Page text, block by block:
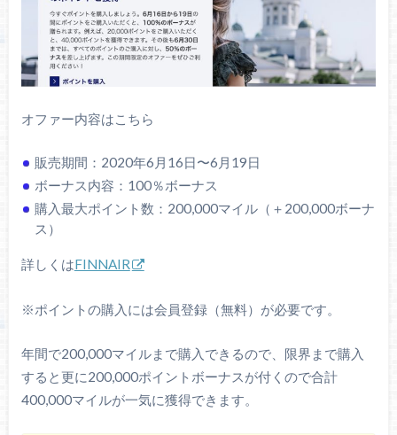
オファー内容はこちら
販売期間：2020年6月16日〜6月19日
ボーナス内容：100％ボーナス
購入最大ポイント数：200,000マイル（＋200,000ボーナ
ス）
詳しくはFINNAIR
※ポイントの購入には会員登録（無料）が必要です。
年間で200,000マイルまで購入できるので、限界まで購入
すると更に200,000ポイントボーナスが付くので合計
400,000マイルが一気に獲得できます。